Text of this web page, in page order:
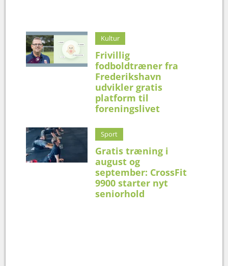
Kultur
Frivillig
fodboldtræner fra
Frederikshavn
udvikler gratis
platform til
foreningslivet
Sport
Gratis træning i
august og
september: CrossFit
9900 starter nyt
seniorhold